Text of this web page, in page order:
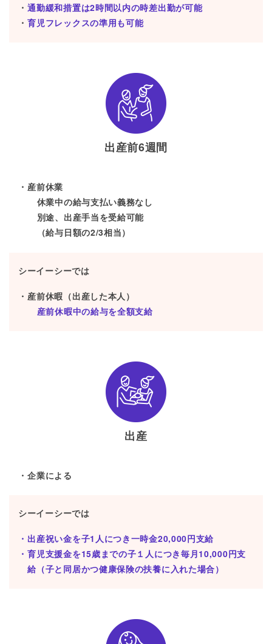
通勤緩和措置は2時間以内の時差出勤が可能
育児フレックスの準用も可能
出産前6週間
産前休業
休業中の給与支払い義務なし
別途、出産手当を受給可能
（給与日額の2/3相当）
シーイーシーでは
産前休暇（出産した本人）
産前休暇中の給与を全額支給
出産
企業による
シーイーシーでは
出産祝い金を子1人につき一時金20,000円支給
育児支援金を15歳までの子１人につき毎月10,000円支
給（子と同居かつ健康保険の扶養に入れた場合）